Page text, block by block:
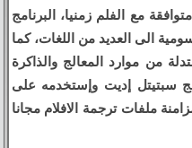
مع الفلم زمنيا، البرنامج
الى العديد من اللغات، كما
من موارد المعالج والذاكرة
سبتيتل إديت وإستخدمه على
ملفات ترجمة الافلام مجانا